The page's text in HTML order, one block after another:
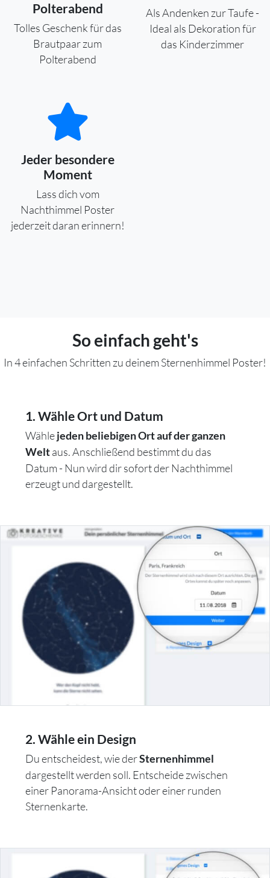
Polterabend
Tolles Geschenk für das
Brautpaar zum
Polterabend
Als Andenken zur Taufe -
Ideal als Dekoration für
das Kinderzimmer
Jeder besondere
Moment
Lass dich vom
Nachthimmel Poster
jederzeit daran erinnern!
So einfach geht's
In 4 einfachen Schritten zu deinem Sternenhimmel Poster!
1. Wähle Ort und Datum
Wählejeden beliebigen Ort auf der ganzen
Weltaus. Anschließend bestimmt du das
Datum - Nun wird dir sofort der Nachthimmel
erzeugt und dargestellt.
2. Wähle ein Design
Du entscheidest, wie derSternenhimmel
dargestellt werden soll. Entscheide zwischen
einer Panorama-Ansicht oder einer runden
Sternenkarte.